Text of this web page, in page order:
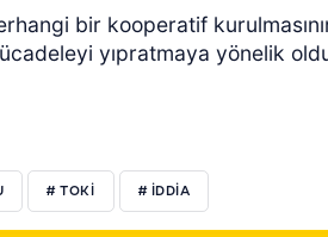
bir kooperatif
yıpratmaya yönelik
# TOKİ # İDDİA